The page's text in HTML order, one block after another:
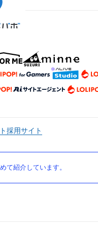
採用サイト
て紹介しています。